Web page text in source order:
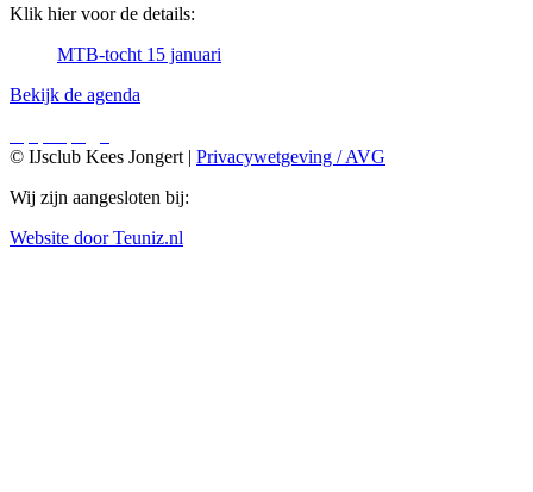
Klik hier voor de details:
MTB-tocht 15 januari
Bekijk de agenda
© IJsclub Kees Jongert | Privacywetgeving / AVG
Wij zijn aangesloten bij:
Website door Teuniz.nl